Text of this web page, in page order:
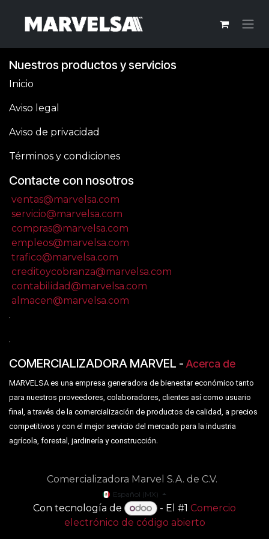
Nuestros productos y servicios
Inicio
Aviso legal
Aviso de privacidad
Términos y condiciones
Contacte con nosotros
ventas@marvelsa.com
servicio@marvelsa.com
compras@marvelsa.com
empleos@marvelsa.com
trafico@marvelsa.com
creditoycobranza@marvelsa.com
contabilidad@marvelsa.com
almacen@marvelsa.com
.
.
COMERCIALIZADORA MARVEL - Acerca de
MARVELSA es una empresa generadora de bienestar económico tanto
para nuestros proveedores, colaboradores, clientes así como usuario
final, a través de la comercialización de productos de calidad, a precios
competitivos y con el mejor servicio del mercado para la industria
agrícola, forestal, jardinería y construcción.
Comercializadora Marvel S.A. de C.V.
Español (MX)
Con tecnología de - El #1 Comercio
electrónico de código abierto